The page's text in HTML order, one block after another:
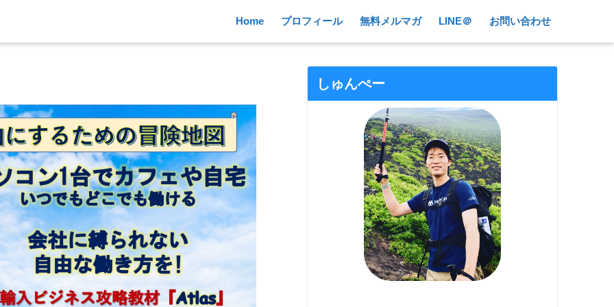
Home プロフィール 無料メルマガ LINE＠ お問い合わせ
しゅんぺー